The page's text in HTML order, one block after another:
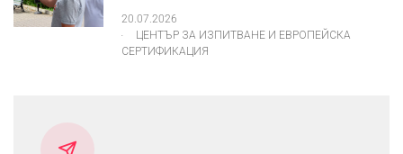
20.07.2026
.
ЦЕНТЪР ЗА ИЗПИТВАНЕ И ЕВРОПЕЙСКА
СЕРТИФИКАЦИЯ